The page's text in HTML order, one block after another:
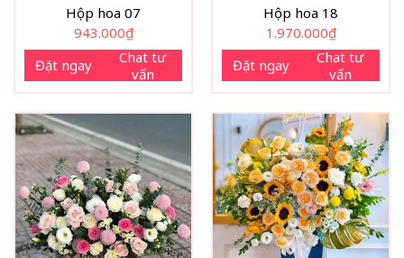
Hộp hoa 07
943.000₫
Đặt ngay
Chat tư
vấn
Hộp hoa 18
1.970.000₫
Đặt ngay
Chat tư
vấn